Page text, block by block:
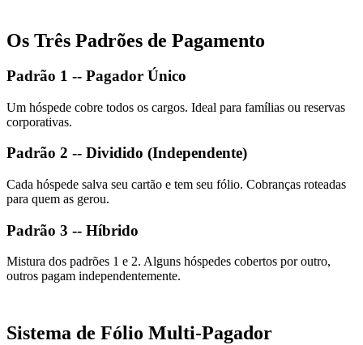
Os Três Padrões de Pagamento
Padrão 1 -- Pagador Único
Um hóspede cobre todos os cargos. Ideal para famílias ou reservas
corporativas.
Padrão 2 -- Dividido (Independente)
Cada hóspede salva seu cartão e tem seu fólio. Cobranças roteadas
para quem as gerou.
Padrão 3 -- Híbrido
Mistura dos padrões 1 e 2. Alguns hóspedes cobertos por outro,
outros pagam independentemente.
Sistema de Fólio Multi-Pagador